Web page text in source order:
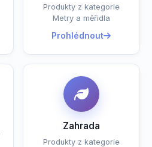
Produkty z kategorie
Metry a měřidla
Prohlédnout
Zahrada
Produkty z kategorie